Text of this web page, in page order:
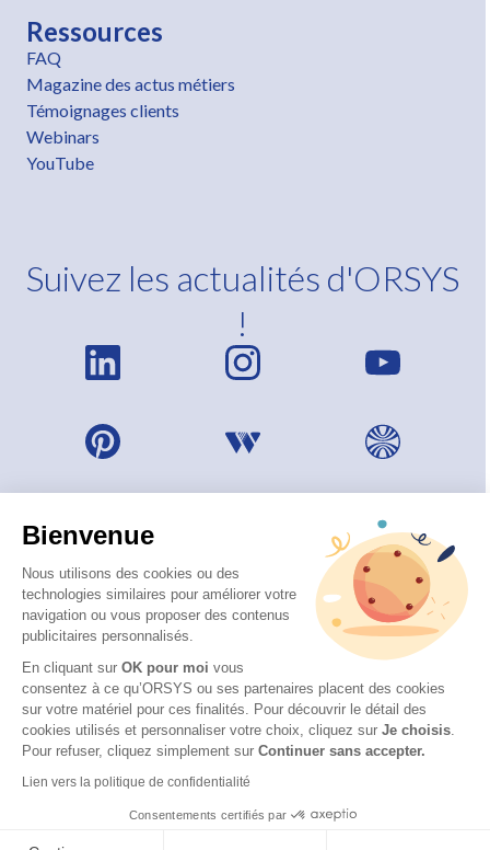
Bienvenue
Nous utilisons des cookies ou des
technologies similaires pour améliorer votre
navigation ou vous proposer des contenus
publicitaires personnalisés.
En cliquant sur OK pour moi vous
consentez à ce qu’ORSYS ou ses partenaires placent des cookies
sur votre matériel pour ces finalités. Pour découvrir le détail des
cookies utilisés et personnaliser votre choix, cliquez sur Je choisis
Pour refuser, cliquez simplement sur Continuer sans accepter.
Lien vers la politique de confidentialité
Consentements certifiés par
Ressources
FAQ
Magazine des actus métiers
Témoignages clients
Webinars
YouTube
Suivez les actualités d'ORSYS
!
© 2026 ORSYS
Mentions légales
CGV
Accessibilité : partiellement conforme (62 %) – Consulter
la déclaration d’accessibilité